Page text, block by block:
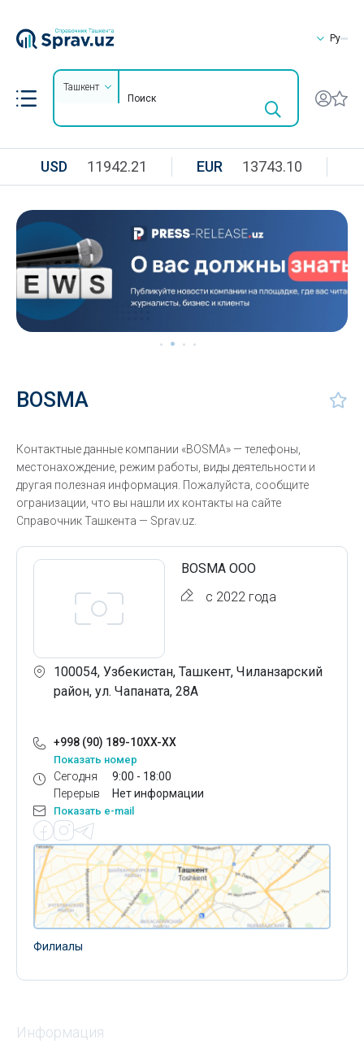
Ру
Ташкент
USD 11942.21 EUR 13743.10
BOSMA
Контактные данные компании «BOSMA» — телефоны,
местонахождение, режим работы, виды деятельности и
другая полезная информация. Пожалуйста, сообщите
огранизации, что вы нашли их контакты на сайте
Справочник Ташкента — Sprav.uz.
BOSMA ООО
с 2022 года
100054, Узбекистан, Ташкент, Чиланзарский
район, ул. Чапаната, 28А
+998 (90) 189-10XX-XX
Показать номер
Сегодня
Перерыв
9:00 - 18:00
Нет информации
Показать e-mail
Филиалы
Информация